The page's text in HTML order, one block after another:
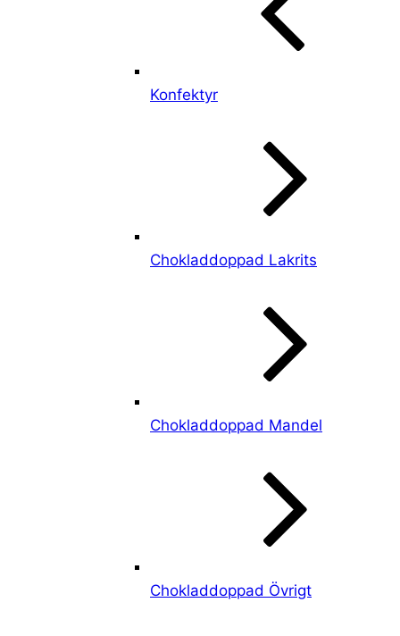
Konfektyr
Chokladdoppad Lakrits
Chokladdoppad Mandel
Chokladdoppad Övrigt